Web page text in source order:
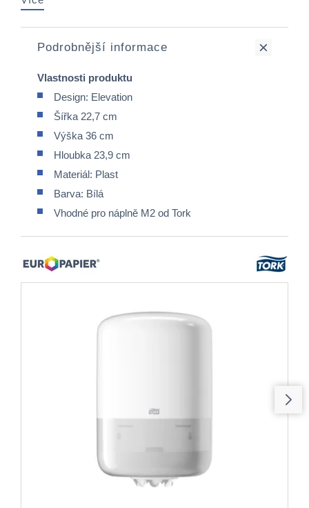
Podrobnější informace
Vlastnosti produktu
Design: Elevation
Šířka 22,7 cm
Výška 36 cm
Hloubka 23,9 cm
Materiál: Plast
Barva: Bílá
Vhodné pro náplně M2 od Tork